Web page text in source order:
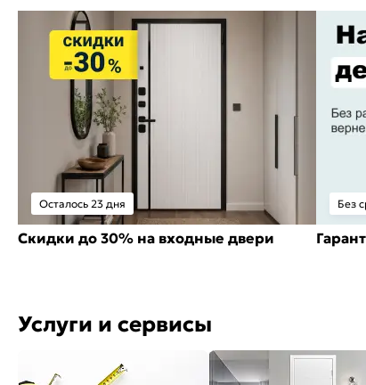
Осталось 23 дня
Скидки до 30% на входные двери
Без
Услуги и сервисы